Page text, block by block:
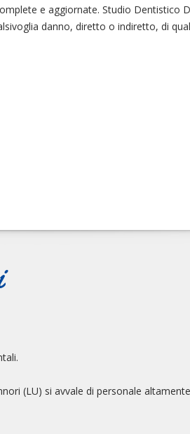
e aggiornate. Studio Dentistico
danno, diretto o indiretto, di
(LU) si avvale di personale